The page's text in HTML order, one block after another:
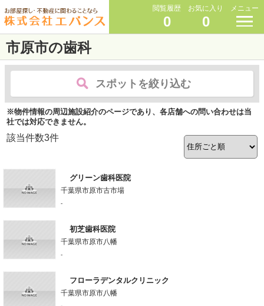
閲覧履歴
0
お気に入り
0
メニュー
市原市の歯科
スポットを絞り込む
※物件情報の周辺施設紹介のページであり、各店舗への問い合わせは当
社では対応できません。
該当件数3件
グリーン歯科医院
千葉県市原市古市場
-
初芝歯科医院
千葉県市原市八幡
-
フローラデンタルクリニック
千葉県市原市八幡